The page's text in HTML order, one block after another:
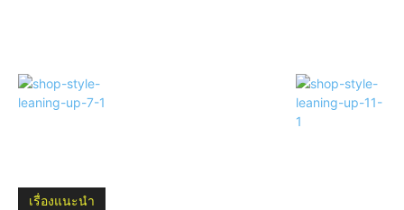
เรื่องแนะนำ